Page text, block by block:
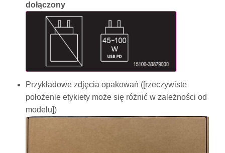
dołączony
Przykładowe zdjęcia opakowań ([rzeczywiste
położenie etykiety może się różnić w zależności od
modelu])